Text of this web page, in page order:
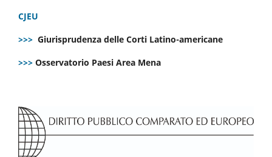
CJEU
>>> Giurisprudenza delle Corti Latino-americane
>>> Osservatorio Paesi Area Mena